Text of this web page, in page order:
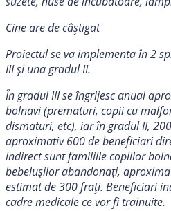
Cine are de câștigat
Proiectul se va implementa în 2
III și una gradul II.
În gradul III se îngrijesc anual
bolnavi (prematuri, copii cu
dismaturi, etc), iar în gradul II,
aproximativ 600 de beneficiari
indirect sunt familiile copiilor
bebelușilor abandonați,
estimat de 300 frați. Beneficiari
cadre medicale ce vor fi trainuite.